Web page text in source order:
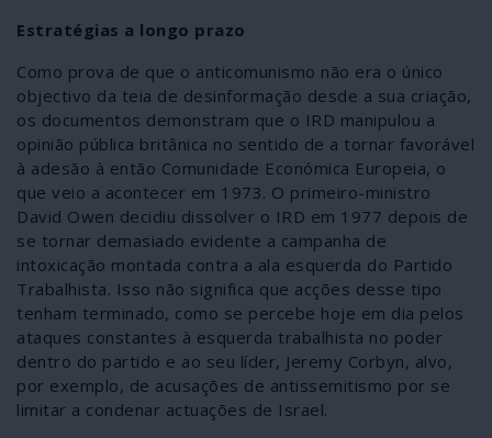
Estratégias a longo prazo
Como prova de que o anticomunismo não era o único
objectivo da teia de desinformação desde a sua criação,
os documentos demonstram que o IRD manipulou a
opinião pública britânica no sentido de a tornar favorável
à adesão à então Comunidade Económica Europeia, o
que veio a acontecer em 1973. O primeiro-ministro
David Owen decidiu dissolver o IRD em 1977 depois de
se tornar demasiado evidente a campanha de
intoxicação montada contra a ala esquerda do Partido
Trabalhista. Isso não significa que acções desse tipo
tenham terminado, como se percebe hoje em dia pelos
ataques constantes à esquerda trabalhista no poder
dentro do partido e ao seu líder, Jeremy Corbyn, alvo,
por exemplo, de acusações de antissemitismo por se
limitar a condenar actuações de Israel.